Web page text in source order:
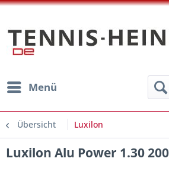
Menü
Übersicht Luxilon
Luxilon Alu Power 1.30